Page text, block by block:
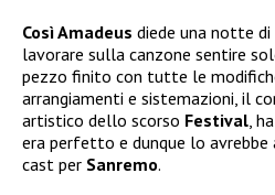
Così Amadeus diede una notte
lavorare sulla canzone sentire
pezzo finito con tutte le
arrangiamenti e sistemazioni, il
artistico dello scorso Festival ,
era perfetto e dunque lo
cast per Sanremo.